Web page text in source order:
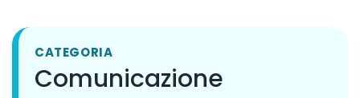
CATEGORIA
Comunicazione